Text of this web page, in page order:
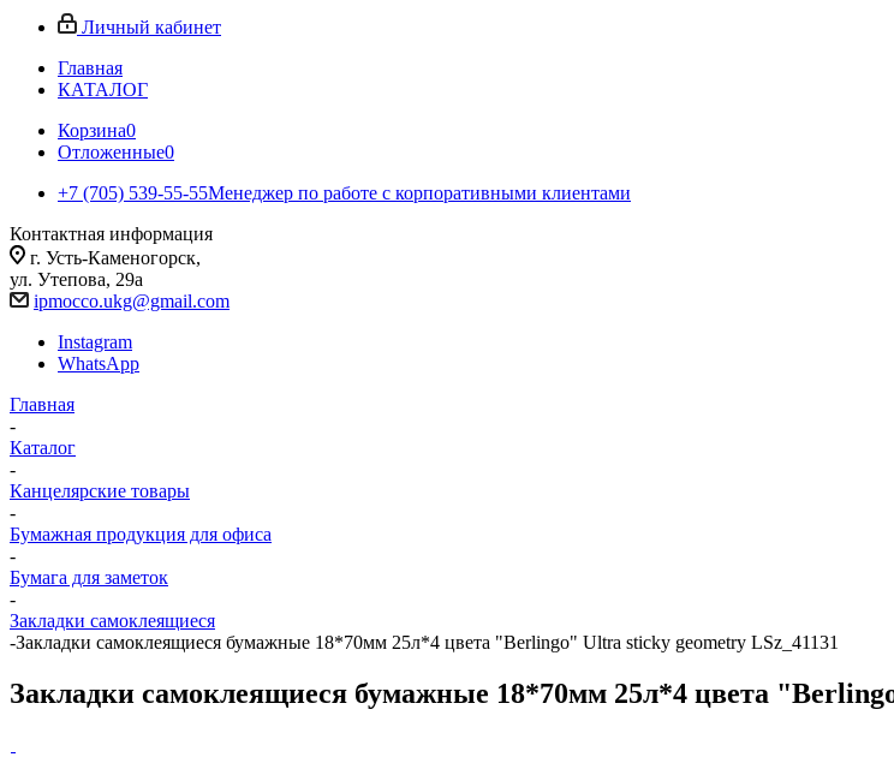
Личный кабинет
Главная
КАТАЛОГ
Корзина0
Отложенные0
+7 (705) 539-55-55Менеджер по работе с корпоративными клиентами
Контактная информация
г. Усть-Каменогорск,
ул. Утепова, 29а
ipmocco.ukg@gmail.com
Instagram
WhatsApp
Главная
-
Каталог
-
Канцелярские товары
-
Бумажная продукция для офиса
-
Бумага для заметок
-
Закладки самоклеящиеся
-Закладки самоклеящиеся бумажные 18*70мм 25л*4 цвета "Berlingo" Ultra sticky geometry LSz_41131
Закладки самоклеящиеся бумажные 18*70мм 25л*4 цвета